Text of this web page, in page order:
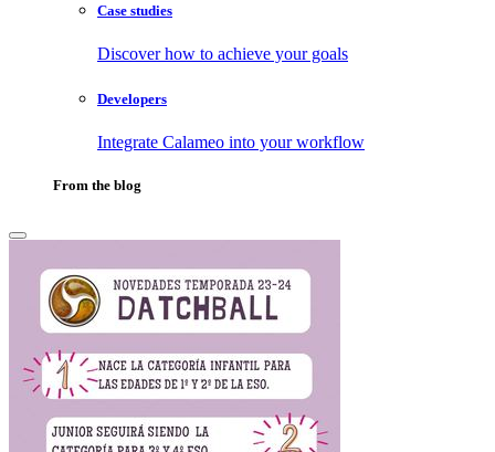
Case studies
Discover how to achieve your goals
Developers
Integrate Calameo into your workflow
From the blog